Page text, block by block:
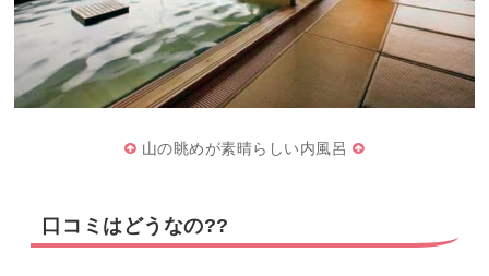
山の眺めが素晴らしい内風呂
口コミはどうなの??